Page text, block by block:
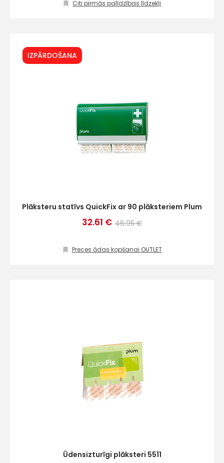
Citi pirmās palīdzības līdzekļi
IZPĀRDOŠANA
Plāksteru statīvs QuickFix ar 90 plāksteriem Plum
32.61 € 46.95 €
Preces ādas kopšanai OUTLET
Ūdensizturīgi plāksteri 5511